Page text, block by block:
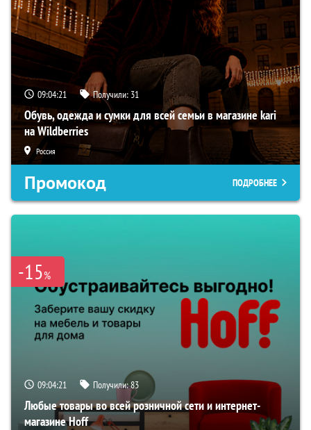
09:04:20 Получили: 31
Обувь, одежда и сумки для всей семьи в магазине kari
на Wildberries
Россия
Промокод ПОДРОБНЕЕ
-15%
09:04:20 Получили:83
Любые товары во всей розничной сети и интернет-
магазине Hoff